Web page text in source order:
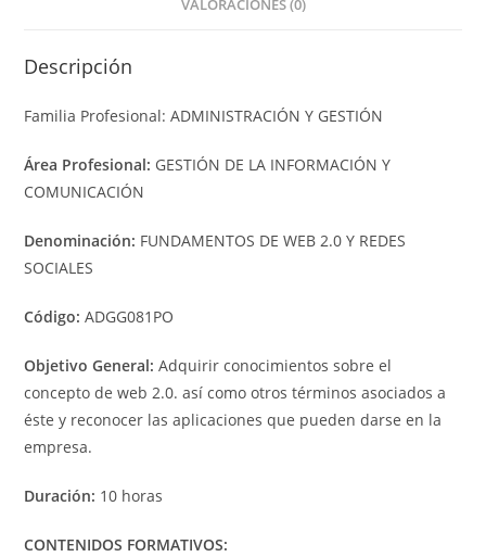
VALORACIONES (0)
Descripción
Familia Profesional: ADMINISTRACIÓN Y GESTIÓN
Área Profesional: GESTIÓN DE LA INFORMACIÓN Y
COMUNICACIÓN
Denominación: FUNDAMENTOS DE WEB 2.0 Y REDES
SOCIALES
Código: ADGG081PO
Objetivo General: Adquirir conocimientos sobre el
concepto de web 2.0. así como otros términos asociados a
éste y reconocer las aplicaciones que pueden darse en la
empresa.
Duración: 10 horas
CONTENIDOS FORMATIVOS: